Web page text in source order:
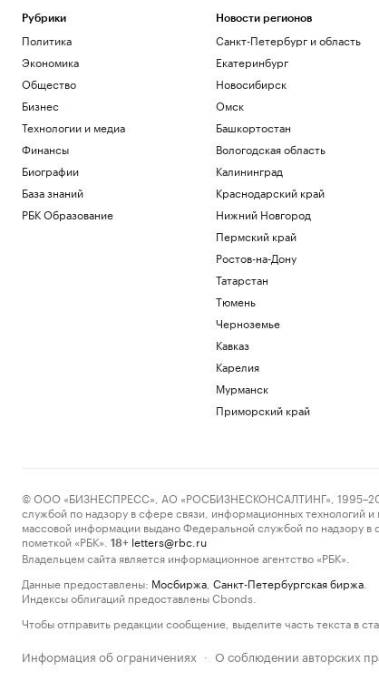
мошенничестве
Общество
Bloomberg узнал о серии самоубийств
в Киберкомандовании США
Политика
Землетрясение магнитудой 4,1
произошло в Туве
Общество
Рубрики
Политика
Экономика
Общество
Бизнес
Технологии и медиа
Финансы
Биографии
База знаний
РБК Образование
Новости регионов
Санкт-Петербург и область
Екатеринбург
Новосибирск
Омск
Башкортостан
Вологодская область
Калининград
Краснодарский край
Нижний Новгород
Пермский край
Ростов-на-Дону
Татарстан
Тюмень
Черноземье
Кавказ
Карелия
Мурманск
Приморский край
© ООО «БИЗНЕСПРЕСС», АО «РОСБИЗНЕСКОНСАЛТИНГ», 1995–2026.
службой по надзору в сфере связи, информационных технологий
массовой информации выдано Федеральной службой по надзору
пометкой «РБК».
18+ letters@rbc.ru
Владельцем сайта является информационное агентство «РБК».
Данные предоставлены: Мосбиржа Санкт-Петербургская биржа
Индексы облигаций предоставлены Cbonds.
Чтобы отправить редакции сообщение, выделите часть текста в
Информация об ограничениях · О соблюдении авторских